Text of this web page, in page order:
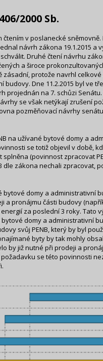
2000 Sb.
v poslanecké
návrh zákona 19.1.2015 a
Druhé čtení návrhu
a široce
zásadní, protože navrhl
Dne 11.2.2015 byl ve
projednán na 7. schůzi
se však netýkají zrušení
pozměňovací návrhy
na užívané bytové domy a
se totiž objevil v době,
(povinnost zpracovat
zákona nechali zpracovat,
domy a administrativní
a pronájmu části budovy
za poslední 3 roky. Tato
domy a administrativní
svůj PENB, který by byl
byty by tak mohly
by již nutné při prodeji a
se této povinnosti